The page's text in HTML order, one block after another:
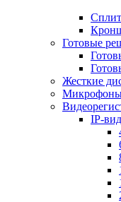
Готовые
Жесткие
IP-